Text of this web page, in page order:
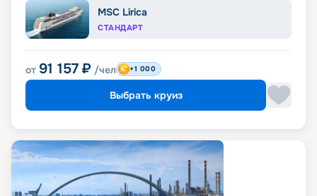
MSC Lirica
СТАНДАРТ
от 91 157 ₽ /чел +1 000
Выбрать круиз